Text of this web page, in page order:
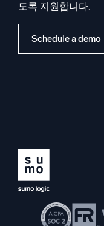
도록 지원합니다.
Schedule a demo